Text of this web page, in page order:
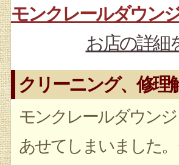
お店の詳細
クリーニング、修理
モンクレールダウン
あせてしまいました